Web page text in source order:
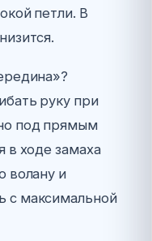
петли. В
руку при
под прямым
в ходе замаха
волану и
с максимальной